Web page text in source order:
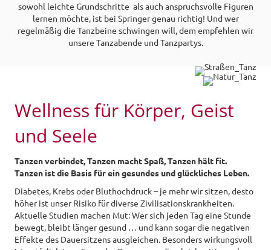
sowohl leichte Grundschritte als auch anspruchsvolle Figuren
lernen möchte, ist bei Springer genau richtig! Und wer
regelmäßig die Tanzbeine schwingen will, dem empfehlen wir
unsere Tanzabende und Tanzpartys.
Wellness für Körper, Geist
und Seele
Tanzen verbindet, Tanzen macht Spaß, Tanzen hält fit.
Tanzen ist die Basis für ein gesundes und glückliches Leben.
Diabetes, Krebs oder Bluthochdruck – je mehr wir sitzen, desto
höher ist unser Risiko für diverse Zivilisationskrankheiten.
Aktuelle Studien machen Mut: Wer sich jeden Tag eine Stunde
bewegt, bleibt länger gesund … und kann sogar die negativen
Effekte des Dauersitzens ausgleichen. Besonders wirkungsvoll